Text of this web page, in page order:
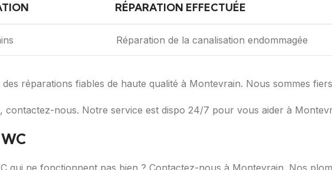
RÉPARATION EFFECTUÉE
Réparation de la canalisation endommagée
réparations fiables de haute qualité à Montevrain. Nous sommes
nous. Notre service est dispo 24/7 pour vous aider à